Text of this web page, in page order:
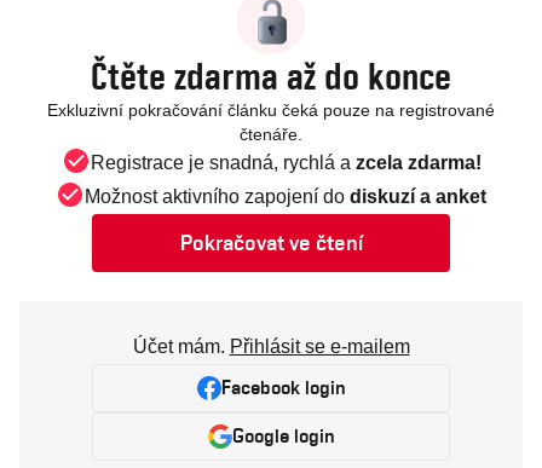
Čtěte zdarma až do konce
Exkluzivní pokračování článku čeká pouze na registrované
čtenáře.
Registrace je snadná, rychlá a zcela zdarma!
Možnost aktivního zapojení do diskuzí a anket
Pokračovat ve čtení
Účet mám. Přihlásit se e-mailem
Facebook login
Google login